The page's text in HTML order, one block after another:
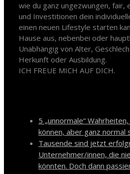
wie du ganz ungezwungen, fair,
und Investitionen dein
einen neuen Lifestyle starten
Hause aus, nebenbei oder
Unabhängig von Alter,
Herkunft oder Ausbildung.
ICH FREUE MICH AUF DICH.
5 „unnormale“
können, aber ganz normal
Tausende sind jetzt
Unternehmer/innen, die
könnten. Doch dann